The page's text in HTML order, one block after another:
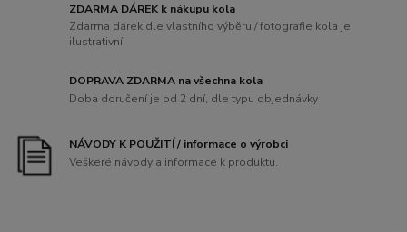
ZDARMA DÁREK k nákupu kola
Zdarma dárek dle vlastního výběru / fotografie kola je
ilustrativní
DOPRAVA ZDARMA na všechna kola
Doba doručení je od 2 dní, dle typu objednávky
NÁVODY K POUŽITÍ / informace o výrobci
Veškeré návody a informace k produktu.